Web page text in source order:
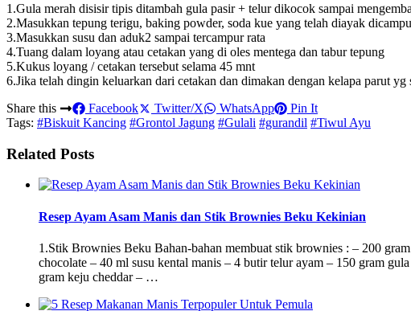
1.Gula merah disisir tipis ditambah gula pasir + telur dikocok sampai
2.Masukkan tepung terigu, baking powder, soda kue yang telah diayak
3.Masukkan susu dan aduk2 sampai tercampur rata
4.Tuang dalam loyang atau cetakan yang di oles mentega dan tabur tepung
5.Kukus loyang / cetakan tersebut selama 45 mnt
6.Jika telah dingin keluarkan dari cetakan dan dimakan dengan kelapa parut
Share this
Facebook Twitter/X WhatsApp
Pin It
Tags: #Biskuit Kancing #Grontol Jagung #Gulali #gurandil #Tiwul Ayu
Related Posts
Resep Ayam Asam Manis dan Stik Brownies Beku Kekinian
1.Stik Brownies Beku Bahan-bahan membuat stik brownies : – 200
chocolate – 40 ml susu kental manis – 4 butir telur ayam – 150 gram
gram keju cheddar – …